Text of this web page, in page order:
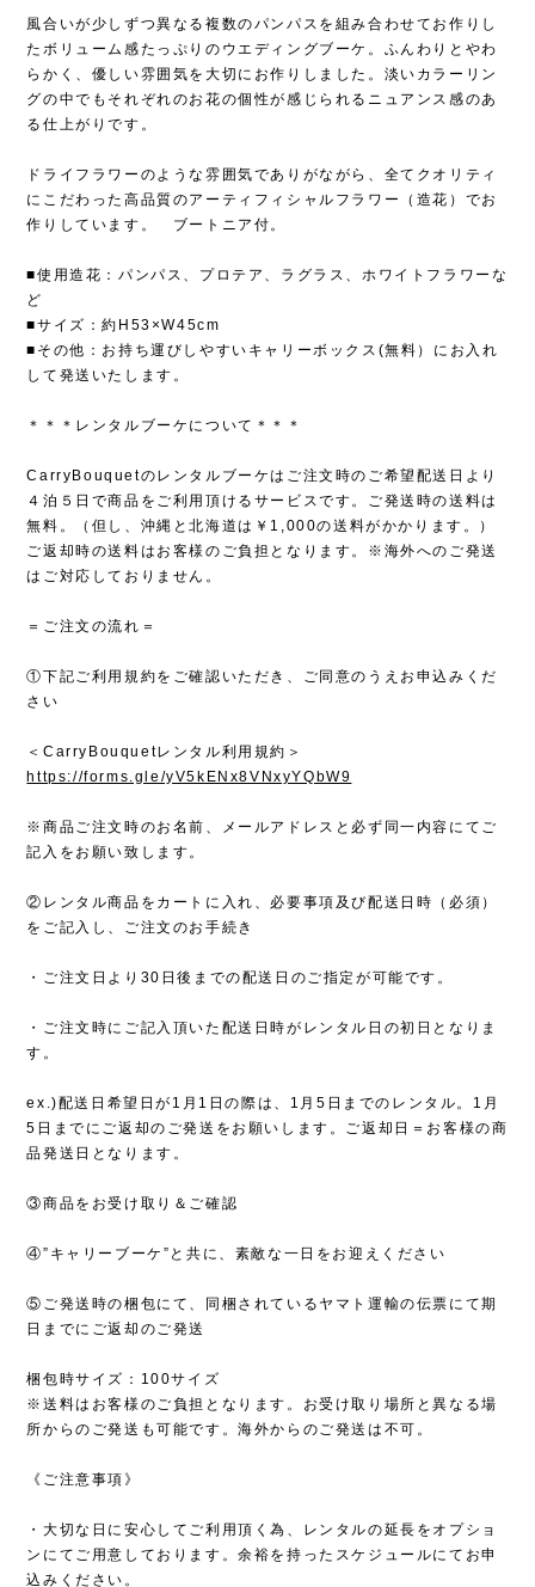
風合いが少しずつ異なる複数のパンパスを組み合わせてお作りし
たボリューム感たっぷりのウエディングブーケ。ふんわりとやわ
らかく、優しい雰囲気を大切にお作りしました。淡いカラーリン
グの中でもそれぞれのお花の個性が感じられるニュアンス感のあ
る仕上がりです。
ドライフラワーのような雰囲気でありがながら、全てクオリティ
にこだわった高品質のアーティフィシャルフラワー（造花）でお
作りしています。 ブートニア付。
■使用造花：パンパス、プロテア、ラグラス、ホワイトフラワーな
ど
■サイズ：約H53×W45cm
■その他：お持ち運びしやすいキャリーボックス(無料）にお入れ
して発送いたします。
＊＊＊レンタルブーケについて＊＊＊
CarryBouquetのレンタルブーケはご注文時のご希望配送日より
４泊５日で商品をご利用頂けるサービスです。ご発送時の送料は
無料。（但し、沖縄と北海道は￥1,000の送料がかかります。）
ご返却時の送料はお客様のご負担となります。※海外へのご発送
はご対応しておりません。
＝ご注文の流れ＝
①下記ご利用規約をご確認いただき、ご同意のうえお申込みくだ
さい
＜CarryBouquetレンタル利用規約＞
https://forms.gle/yV5kENx8VNxyYQbW9
※商品ご注文時のお名前、メールアドレスと必ず同一内容にてご
記入をお願い致します。
②レンタル商品をカートに入れ、必要事項及び配送日時（必須）
をご記入し、ご注文のお手続き
・ご注文日より30日後までの配送日のご指定が可能です。
・ご注文時にご記入頂いた配送日時がレンタル日の初日となりま
す。
ex.)配送日希望日が1月1日の際は、1月5日までのレンタル。1月
5日までにご返却のご発送をお願いします。ご返却日＝お客様の商
品発送日となります。
③商品をお受け取り＆ご確認
④”キャリーブーケ”と共に、素敵な一日をお迎えください
⑤ご発送時の梱包にて、同梱されているヤマト運輸の伝票にて期
日までにご返却のご発送
梱包時サイズ：100サイズ
※送料はお客様のご負担となります。お受け取り場所と異なる場
所からのご発送も可能です。海外からのご発送は不可。
《ご注意事項》
・大切な日に安心してご利用頂く為、レンタルの延長をオプショ
ンにてご用意しております。余裕を持ったスケジュールにてお申
込みください。